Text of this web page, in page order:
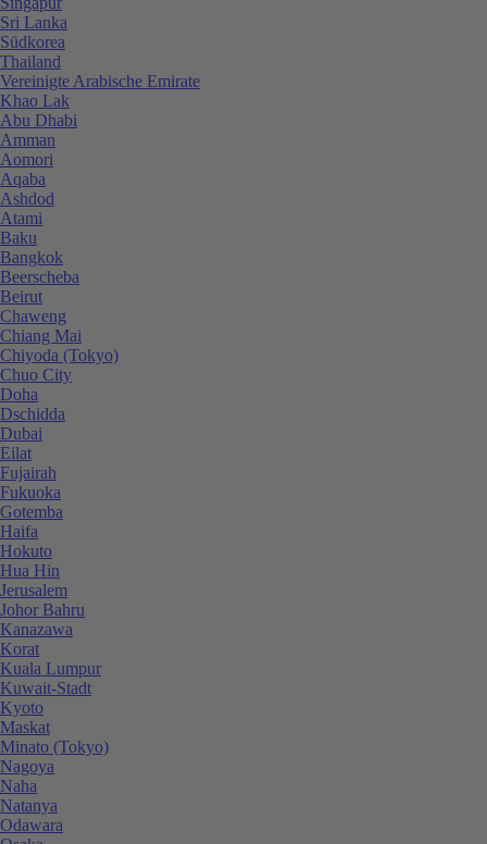
Sri Lanka
Südkorea
Thailand
Vereinigte Arabische Emirate
Khao Lak
Abu Dhabi
Amman
Aomori
Aqaba
Ashdod
Atami
Baku
Bangkok
Beerscheba
Beirut
Chaweng
Chiang Mai
Chiyoda (Tokyo)
Chuo City
Doha
Dschidda
Dubai
Eilat
Fujairah
Fukuoka
Gotemba
Haifa
Hokuto
Hua Hin
Jerusalem
Johor Bahru
Kanazawa
Korat
Kuala Lumpur
Kuwait-Stadt
Kyoto
Maskat
Minato (Tokyo)
Nagoya
Naha
Natanya
Odawara